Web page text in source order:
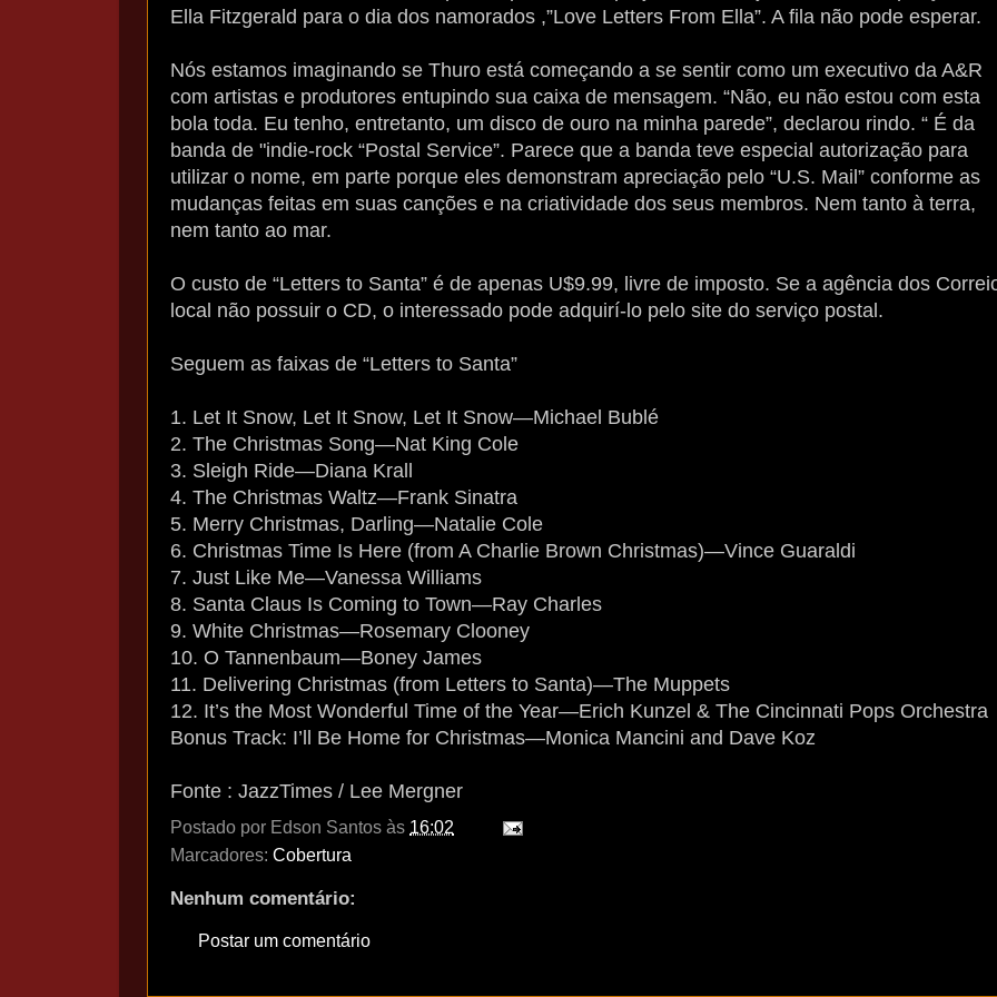
Ella Fitzgerald para o dia dos namorados ,”Love Letters From Ella”. A fila não pode esperar.
Nós estamos imaginando se Thuro está começando a se sentir como um executivo da A&R
com artistas e produtores entupindo sua caixa de mensagem. “Não, eu não estou com esta
bola toda. Eu tenho, entretanto, um disco de ouro na minha parede”, declarou rindo. “ É da
banda de "indie-rock “Postal Service”. Parece que a banda teve especial autorização para
utilizar o nome, em parte porque eles demonstram apreciação pelo “U.S. Mail” conforme as
mudanças feitas em suas canções e na criatividade dos seus membros. Nem tanto à terra,
nem tanto ao mar.
O custo de “Letters to Santa” é de apenas U$9.99, livre de imposto. Se a agência dos
local não possuir o CD, o interessado pode adquirí-lo pelo site do serviço postal.
Seguem as faixas de “Letters to Santa”
1. Let It Snow, Let It Snow, Let It Snow—Michael Bublé
2. The Christmas Song—Nat King Cole
3. Sleigh Ride—Diana Krall
4. The Christmas Waltz—Frank Sinatra
5. Merry Christmas, Darling—Natalie Cole
6. Christmas Time Is Here (from A Charlie Brown Christmas)—Vince Guaraldi
7. Just Like Me—Vanessa Williams
8. Santa Claus Is Coming to Town—Ray Charles
9. White Christmas—Rosemary Clooney
10. O Tannenbaum—Boney James
11. Delivering Christmas (from Letters to Santa)—The Muppets
12. It’s the Most Wonderful Time of the Year—Erich Kunzel & The Cincinnati Pops Orchestra
Bonus Track: I’ll Be Home for Christmas—Monica Mancini and Dave Koz
Fonte : JazzTimes / Lee Mergner
Postado por Edson Santos às 16:02
Marcadores: Cobertura
Nenhum comentário:
Postar um comentário